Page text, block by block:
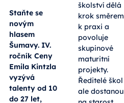
Staňte se
novým
hlasem
Šumavy. IV.
ročník Ceny
Emila Kintzla
vyzývá
talenty od 10
do 27 let,
školství dělá
krok směrem
k praxi a
povoluje
skupinové
maturitní
projekty.
Ředitelé škol
ale dostanou